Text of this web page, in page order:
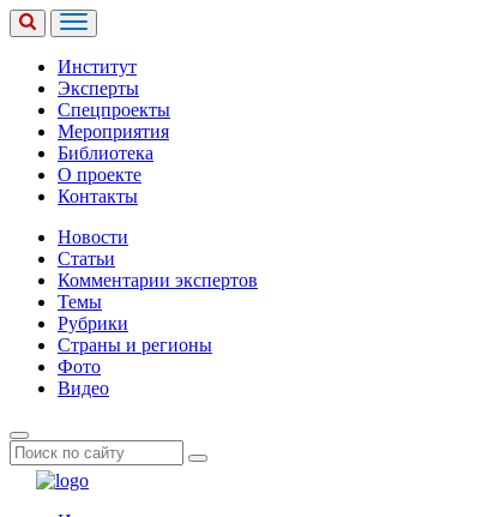
Институт
Эксперты
Спецпроекты
Мероприятия
Библиотека
О проекте
Контакты
Новости
Статьи
Комментарии экспертов
Темы
Рубрики
Страны и регионы
Фото
Видео